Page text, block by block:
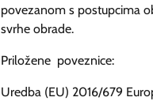
povezanom s postupcima
svrhe obrade.
Priložene poveznice:
Uredba (EU) 2016/679